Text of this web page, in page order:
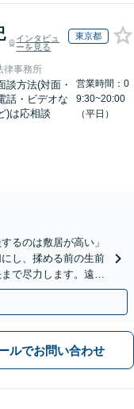
インタビュ
ーを見る
東京都
律事務所
談方法(対面・
話・ビデオな
)は応相談
営業時間：0
9:30~20:00
（平日）
るのは敷居が高い」
し、揉める前の生前
で尽力します。遠方
だけます
ルでお問い合わせ